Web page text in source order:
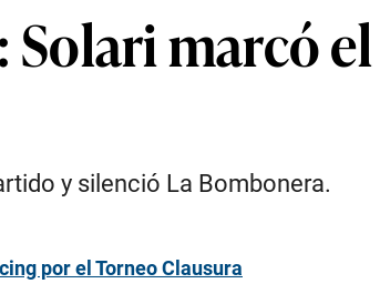
marcó el
y silenció La Bombonera.
por el Torneo Clausura